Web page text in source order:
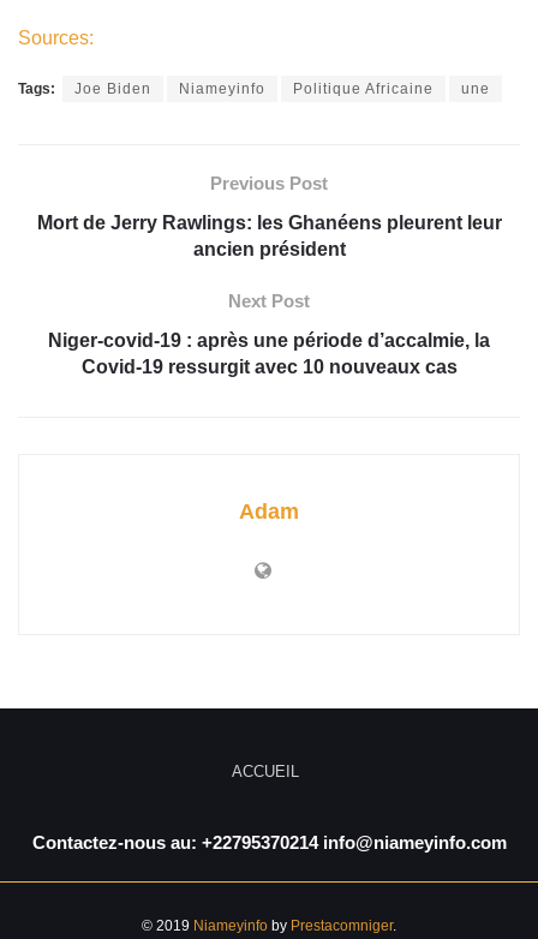
Sources:
Tags: Joe Biden Niameyinfo Politique Africaine une
Previous Post
Mort de Jerry Rawlings: les Ghanéens pleurent leur
ancien président
Next Post
Niger-covid-19 : après une période d’accalmie, la
Covid-19 ressurgit avec 10 nouveaux cas
Adam
ACCUEIL
Contactez-nous au: +22795370214 info@niameyinfo.com
© 2019 Niameyinfo by Prestacomniger.